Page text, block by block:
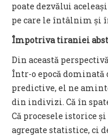
poate dezvălui
pe care le întâlnim și
Împotriva tiraniei
Din această
Într-o epocă
predictive, el ne
din indivizi. Că în
Că procesele istorice
agregate statistice, ci